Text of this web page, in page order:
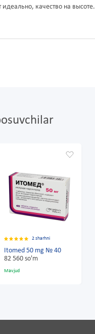
качество на высоте.
2 sharhni
Itomed 50 mg № 40
82 560 so'm
Mavjud